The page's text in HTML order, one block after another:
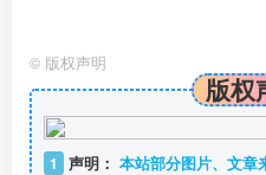
© 版权声明
版权
1 声明： 本站部分图片、文章